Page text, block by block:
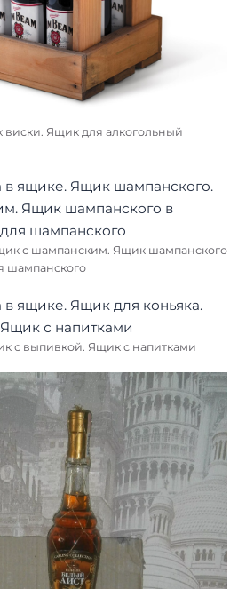
Ящик для алкогольный
с шампанским. Ящик шампанского
шампанского
с выпивкой. Ящик с напитками